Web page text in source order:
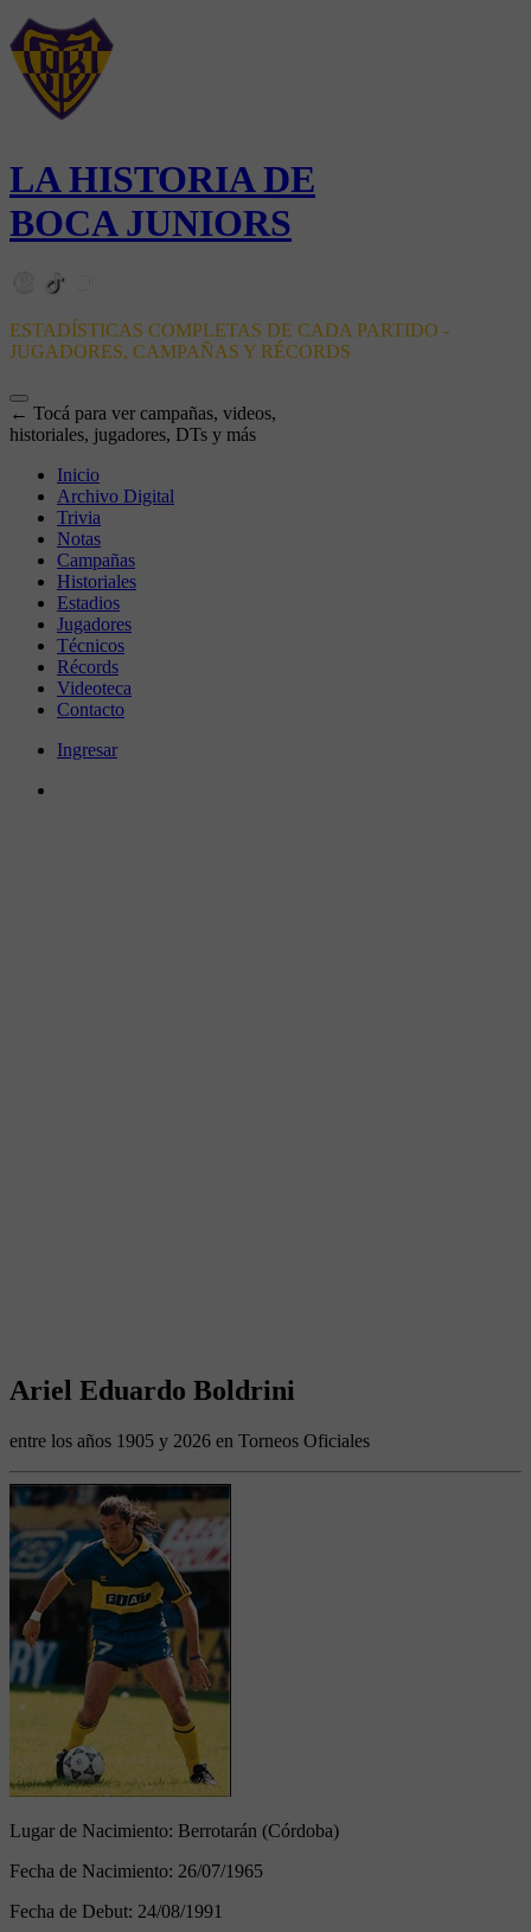
LA HISTORIA DE
BOCA JUNIORS
ESTADÍSTICAS COMPLETAS DE CADA PARTIDO -
JUGADORES, CAMPAÑAS Y RÉCORDS
← Tocá para ver campañas, videos,
historiales, jugadores, DTs y más
Inicio
Archivo Digital
Trivia
Notas
Campañas
Historiales
Estadios
Jugadores
Técnicos
Récords
Videoteca
Contacto
Ingresar
Ariel Eduardo Boldrini
entre los años 1905 y 2026 en Torneos Oficiales
Lugar de Nacimiento: Berrotarán (Córdoba)
Fecha de Nacimiento: 26/07/1965
Fecha de Debut: 24/08/1991